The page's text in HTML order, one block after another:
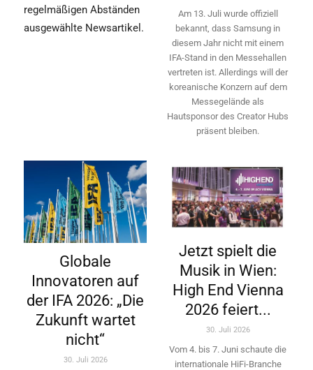
regelmäßigen Abständen
ausgewählte Newsartikel.
Am 13. Juli wurde offiziell
bekannt, dass Samsung in
diesem Jahr nicht mit einem
IFA-Stand in den Messehallen
vertreten ist. Allerdings will ­der
koreanische Konzern auf dem
Messegelände als
Hautsponsor des Creator Hubs
präsent bleiben.
Globale
Innovatoren auf
der IFA 2026: „Die
Zukunft wartet
nicht“
30. Juli 2026
Jetzt spielt die
Musik in Wien:
High End Vienna
2026 feiert...
30. Juli 2026
Vom 4. bis 7. Juni schaute die
internationale HiFi-Branche